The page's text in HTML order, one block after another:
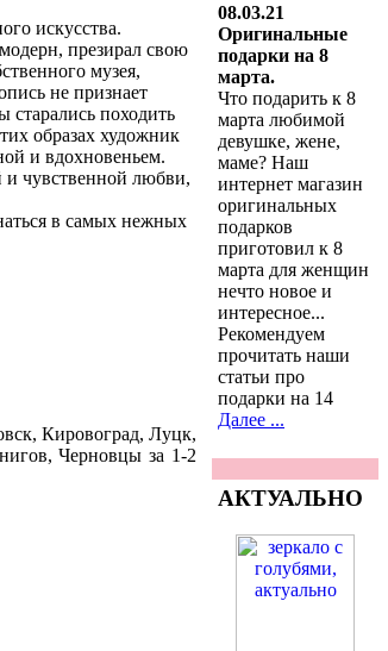
искусства.
презирал свою
музея,
не признает
походить
образах художник
и вдохновеньем.
и чувственной любви,
в самых нежных
Кировоград, Луцк,
Черновцы за 1-2
08.03.21
Оригинальные
подарки на 8
марта.
Что подарить к 8
марта любимой
девушке, жене,
маме? Наш
интернет магазин
оригинальных
подарков
приготовил к 8
марта для женщин
нечто новое и
интересное...
Рекомендуем
прочитать наши
статьи про
подарки на 14
Далее ...
АКТУАЛЬНО